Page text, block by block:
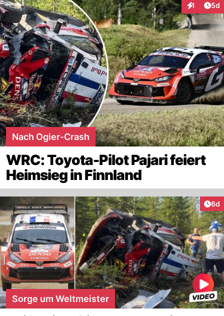
1 5d
Nach Ogier-Crash
WRC: Toyota-Pilot Pajari feiert
Heimsieg in Finnland
6d
Sorge um Weltmeister